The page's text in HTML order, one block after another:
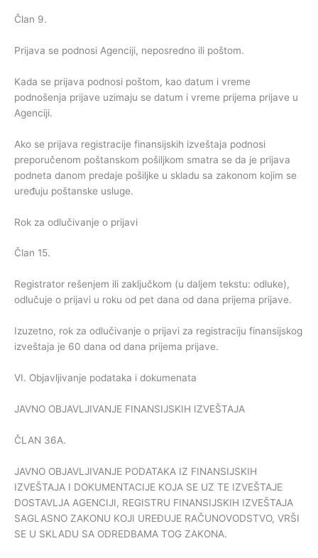
Član 9.
Prijava se podnosi Agenciji, neposredno ili poštom.
Kada se prijava podnosi poštom, kao datum i vreme
podnošenja prijave uzimaju se datum i vreme prijema prijave u
Agenciji.
Ako se prijava registracije finansijskih izveštaja podnosi
preporučenom poštanskom pošiljkom smatra se da je prijava
podneta danom predaje pošiljke u skladu sa zakonom kojim se
uređuju poštanske usluge.
Rok za odlučivanje o prijavi
Član 15.
Registrator rešenjem ili zaključkom (u daljem tekstu: odluke),
odlučuje o prijavi u roku od pet dana od dana prijema prijave.
Izuzetno, rok za odlučivanje o prijavi za registraciju finansijskog
izveštaja je 60 dana od dana prijema prijave.
VI. Objavljivanje podataka i dokumenata
JAVNO OBJAVLJIVANJE FINANSIJSKIH IZVEŠTAJA
ČLAN 36A.
JAVNO OBJAVLJIVANJE PODATAKA IZ FINANSIJSKIH
IZVEŠTAJA I DOKUMENTACIJE KOJA SE UZ TE IZVEŠTAJE
DOSTAVLJA AGENCIJI, REGISTRU FINANSIJSKIH IZVEŠTAJA
SAGLASNO ZAKONU KOJI UREĐUJE RAČUNOVODSTVO, VRŠI
SE U SKLADU SA ODREDBAMA TOG ZAKONA.